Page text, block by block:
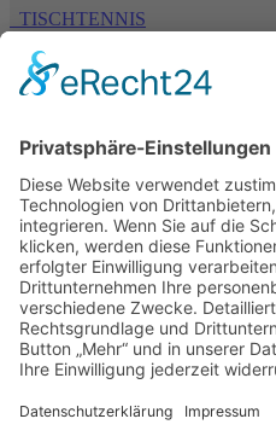
TISCHTENNIS
TURNEN
TSV 1894 Bäumenheim e. V.
Bahnhofstraße 54
86663 Asbach-Bäumenheim
Home
Aktuelles
Kontakt